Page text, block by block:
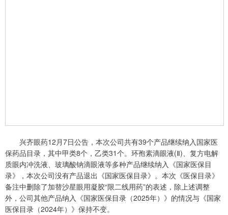
兴齐眼药12月7日公告，本次公司共有39个产品继续纳入国家医
保药品目录，其中甲类8个，乙类31个。环孢素滴眼液(Ⅱ)、复方电解
质眼内冲洗液、玻璃酸钠滴眼液等多种产品继续纳入《国家医保目
录》，本次公司没有产品退出《国家医保目录》。本次《医保目录》
备注中删除了加替沙星眼用凝胶“限二线用药”的表述，除上述调整
外，公司其他产品纳入《国家医保目录（2025年）》的情况与《国家
医保目录（2024年）》保持不变。